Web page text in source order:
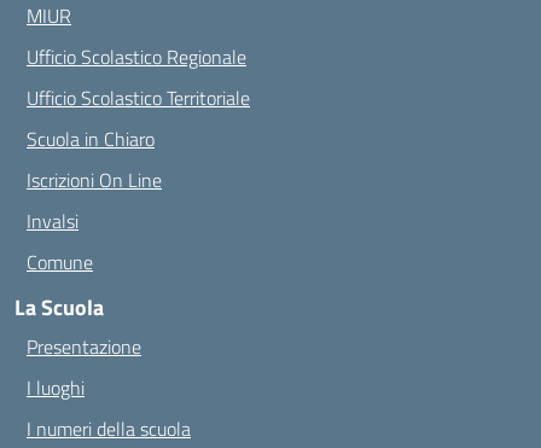
MIUR
Ufficio Scolastico Regionale
Ufficio Scolastico Territoriale
Scuola in Chiaro
Iscrizioni On Line
Invalsi
Comune
La Scuola
Presentazione
I luoghi
I numeri della scuola